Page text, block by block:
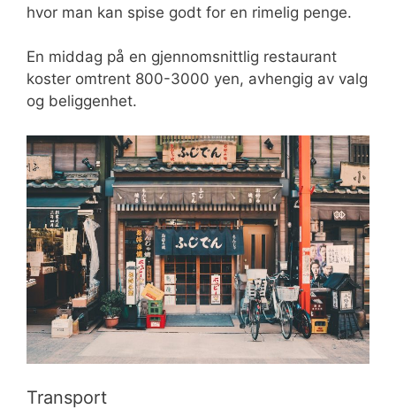
hvor man kan spise godt for en rimelig penge.
En middag på en gjennomsnittlig restaurant
koster omtrent 800-3000 yen, avhengig av valg
og beliggenhet.
Transport